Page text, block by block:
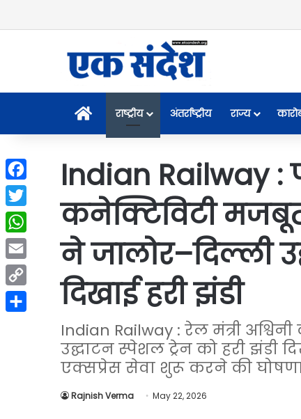
Homeराष्ट्रीय अंतर्राष्ट्रीय राज्य
Indian Railway :
कनेक्टिविटी
ने जालोर–दिल्ली
दिखाई हरी झंडी
Indian Railway : रेल मंत्री
उद्घाटन स्पेशल ट्रेन को हरी झंडी
एक्सप्रेस सेवा शुरू करने की
Rajnish Verma May 22, 2026
Facebook
Twitter
WhatsApp
Email
Copy
Link